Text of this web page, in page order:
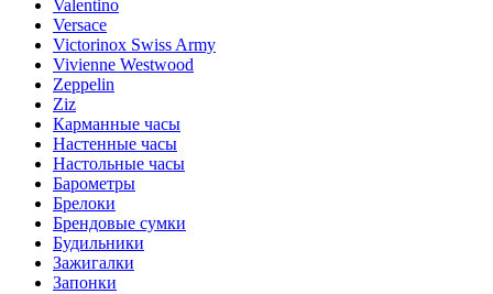
Valentino
Versace
Victorinox Swiss Army
Vivienne Westwood
Zeppelin
Ziz
Карманные часы
Настенные часы
Настольные часы
Барометры
Брелоки
Брендовые сумки
Будильники
Зажигалки
Запонки